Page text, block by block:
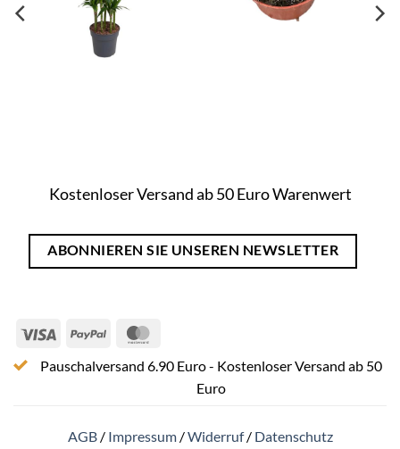
Kostenloser Versand ab 50 Euro Warenwert
ABONNIEREN SIE UNSEREN NEWSLETTER
Visa PayPal
Pauschalversand 6.90 Euro - Kostenloser Versand ab 50
Euro
AGB/ Impressum/Widerruf/ Datenschutz